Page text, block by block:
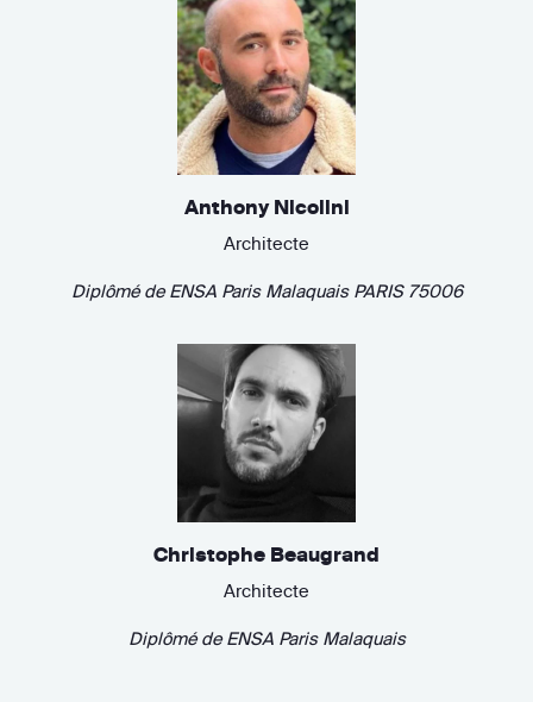
Anthony Nicolini
Architecte
Diplômé deENSA Paris Malaquais PARIS 75006
Christophe Beaugrand
Architecte
Diplômé deENSA Paris Malaquais